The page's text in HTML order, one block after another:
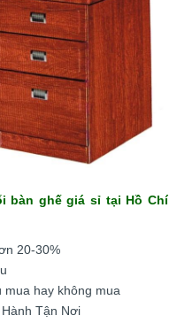
bàn ghế giá sỉ tại Hồ Chí
20-30%
mua hay không mua
Tận Nơi